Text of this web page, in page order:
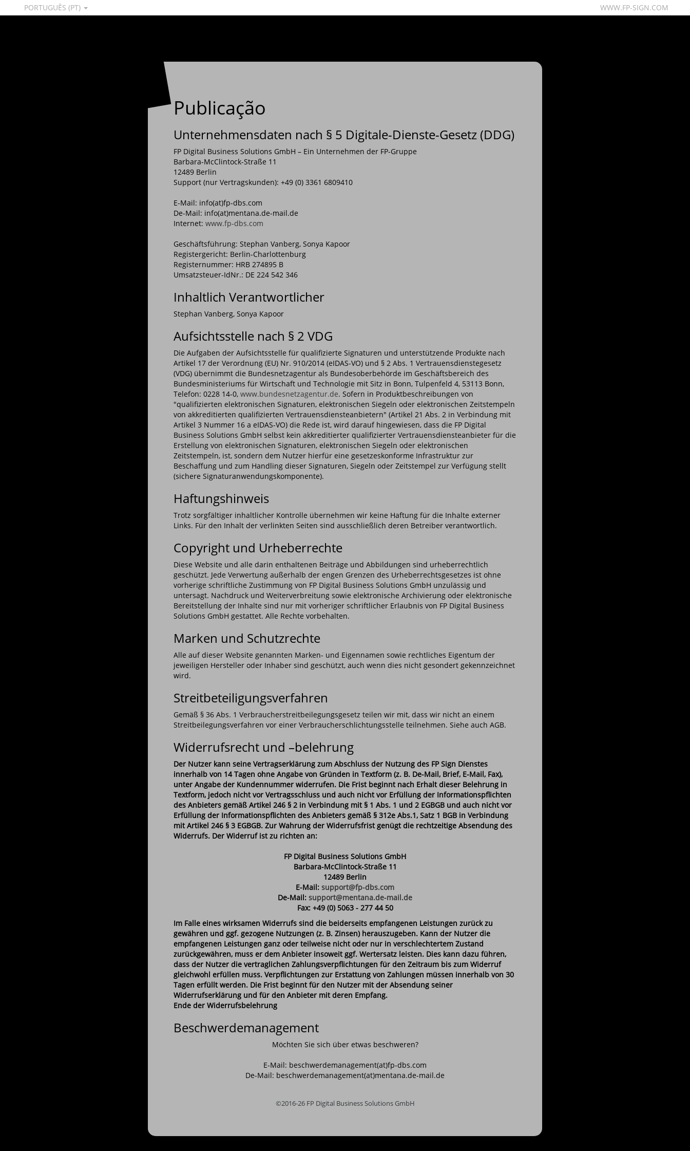
PORTUGUÊS (PT) WWW.FP-SIGN.COM
Publicação
Unternehmensdaten nach § 5 Digitale-Dienste-Gesetz (DDG)
FP Digital Business Solutions GmbH – Ein Unternehmen der FP-Gruppe
Barbara-McClintock-Straße 11
12489 Berlin
Support (nur Vertragskunden): +49 (0) 3361 6809410
E-Mail: info(at)fp-dbs.com
De-Mail: info(at)mentana.de-mail.de
Internet: www.fp-dbs.com
Geschäftsführung: Stephan Vanberg, Sonya Kapoor
Registergericht: Berlin-Charlottenburg
Registernummer: HRB 274895 B
Umsatzsteuer-IdNr.: DE 224 542 346
Inhaltlich Verantwortlicher
Stephan Vanberg, Sonya Kapoor
Aufsichtsstelle nach § 2 VDG
Die Aufgaben der Aufsichtsstelle für qualifizierte Signaturen und unterstützende Produkte nach
Artikel 17 der Verordnung (EU) Nr. 910/2014 (eIDAS-VO) und § 2 Abs. 1 Vertrauensdienstegesetz
(VDG) übernimmt die Bundesnetzagentur als Bundesoberbehörde im Geschäftsbereich des
Bundesministeriums für Wirtschaft und Technologie mit Sitz in Bonn, Tulpenfeld 4, 53113 Bonn,
Telefon: 0228 14-0, www.bundesnetzagentur.de. Sofern in Produktbeschreibungen von
"qualifizierten elektronischen Signaturen, elektronischen Siegeln oder elektronischen Zeitstempeln
von akkreditierten qualifizierten Vertrauensdiensteanbietern" (Artikel 21 Abs. 2 in Verbindung mit
Artikel 3 Nummer 16 a eIDAS-VO) die Rede ist, wird darauf hingewiesen, dass die FP Digital
Business Solutions GmbH selbst kein akkreditierter qualifizierter Vertrauensdiensteanbieter für die
Erstellung von elektronischen Signaturen, elektronischen Siegeln oder elektronischen
Zeitstempeln, ist, sondern dem Nutzer hierfür eine gesetzeskonforme Infrastruktur zur
Beschaffung und zum Handling dieser Signaturen, Siegeln oder Zeitstempel zur Verfügung stellt
(sichere Signaturanwendungskomponente).
Haftungshinweis
Trotz sorgfältiger inhaltlicher Kontrolle übernehmen wir keine Haftung für die Inhalte externer
Links. Für den Inhalt der verlinkten Seiten sind ausschließlich deren Betreiber verantwortlich.
Copyright und Urheberrechte
Diese Website und alle darin enthaltenen Beiträge und Abbildungen sind urheberrechtlich
geschützt. Jede Verwertung außerhalb der engen Grenzen des Urheberrechtsgesetzes ist ohne
vorherige schriftliche Zustimmung von FP Digital Business Solutions GmbH unzulässig und
untersagt. Nachdruck und Weiterverbreitung sowie elektronische Archivierung oder elektronische
Bereitstellung der Inhalte sind nur mit vorheriger schriftlicher Erlaubnis von FP Digital Business
Solutions GmbH gestattet. Alle Rechte vorbehalten.
Marken und Schutzrechte
Alle auf dieser Website genannten Marken- und Eigennamen sowie rechtliches Eigentum der
jeweiligen Hersteller oder Inhaber sind geschützt, auch wenn dies nicht gesondert gekennzeichnet
wird.
Streitbeteiligungsverfahren
Gemäß § 36 Abs. 1 Verbraucherstreitbeilegungsgesetz teilen wir mit, dass wir nicht an einem
Streitbeilegungsverfahren vor einer Verbraucherschlichtungsstelle teilnehmen. Siehe auch AGB.
Widerrufsrecht und –belehrung
Der Nutzer kann seine Vertragserklärung zum Abschluss der Nutzung des FP Sign Dienstes
innerhalb von 14 Tagen ohne Angabe von Gründen in Textform (z. B. De-Mail, Brief, E-Mail, Fax),
unter Angabe der Kundennummer widerrufen. Die Frist beginnt nach Erhalt dieser Belehrung in
Textform, jedoch nicht vor Vertragsschluss und auch nicht vor Erfüllung der Informationspflichten
des Anbieters gemäß Artikel 246 § 2 in Verbindung mit § 1 Abs. 1 und 2 EGBGB und auch nicht vor
Erfüllung der Informationspflichten des Anbieters gemäß § 312e Abs.1, Satz 1 BGB in Verbindung
mit Artikel 246 § 3 EGBGB. Zur Wahrung der Widerrufsfrist genügt die rechtzeitige Absendung des
Widerrufs. Der Widerruf ist zu richten an:
FP Digital Business Solutions GmbH
Barbara-McClintock-Straße 11
12489 Berlin
E-Mail: support@fp-dbs.com
De-Mail: support@mentana.de-mail.de
Fax: +49 (0) 5063 - 277 44 50
Im Falle eines wirksamen Widerrufs sind die beiderseits empfangenen Leistungen zurück zu
gewähren und ggf. gezogene Nutzungen (z. B. Zinsen) herauszugeben. Kann der Nutzer die
empfangenen Leistungen ganz oder teilweise nicht oder nur in verschlechtertem Zustand
zurückgewähren, muss er dem Anbieter insoweit ggf. Wertersatz leisten. Dies kann dazu führen,
dass der Nutzer die vertraglichen Zahlungsverpflichtungen für den Zeitraum bis zum Widerruf
gleichwohl erfüllen muss. Verpflichtungen zur Erstattung von Zahlungen müssen innerhalb von 30
Tagen erfüllt werden. Die Frist beginnt für den Nutzer mit der Absendung seiner
Widerrufserklärung und für den Anbieter mit deren Empfang.
Ende der Widerrufsbelehrung
Beschwerdemanagement
Möchten Sie sich über etwas beschweren?
E-Mail: beschwerdemanagement(at)fp-dbs.com
De-Mail: beschwerdemanagement(at)mentana.de-mail.de
©2016-26 FP Digital Business Solutions GmbH